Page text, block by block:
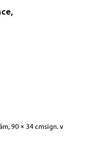
90 × 34 cmsign. v